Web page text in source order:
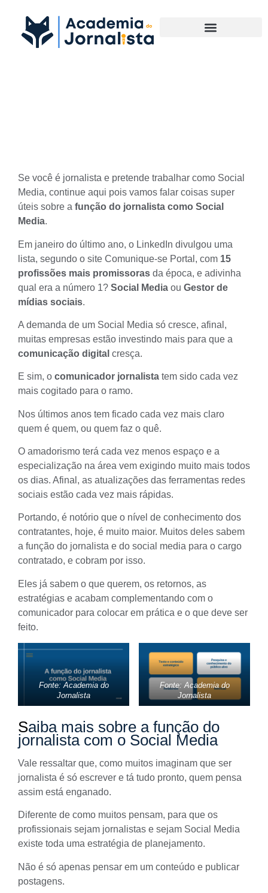
Se você é jornalista e pretende trabalhar como Social
Media, continue aqui pois vamos falar coisas super
úteis sobre a função do jornalista como Social
Media.
Em janeiro do último ano, o LinkedIn divulgou uma
lista, segundo o site Comunique-se Portal , com 15
profissões mais promissoras da época, e adivinha
qual era a número 1? Social Media ou Gestor de
mídias sociais.
A demanda de um Social Media só cresce, afinal,
muitas empresas estão investindo mais para que a
comunicação digital cresça.
E sim, o comunicador jornalista tem sido cada vez
mais cogitado para o ramo.
Nos últimos anos tem ficado cada vez mais claro
quem é quem, ou quem faz o quê.
O amadorismo terá cada vez menos espaço e a
especialização na área vem exigindo muito mais todos
os dias. Afinal, as atualizações das ferramentas redes
sociais estão cada vez mais rápidas.
Portando, é notório que o nível de conhecimento dos
contratantes, hoje, é muito maior. Muitos deles sabem
a função do jornalista e do social media para o cargo
contratado, e cobram por isso.
Eles já sabem o que querem, os retornos, as
estratégias e acabam complementando com o
comunicador para colocar em prática e o que deve ser
feito.
Fonte: Academia do
Jornalista
Fonte: Academia do
Jornalista
Saiba mais sobre a função do
jornalista com o Social Media
Vale ressaltar que, como muitos imaginam que ser
jornalista é só escrever e tá tudo pronto, quem pensa
assim está enganado.
Diferente de como muitos pensam, para que os
profissionais sejam jornalistas e sejam Social Media
existe toda uma estratégia de planejamento.
Não é só apenas pensar em um conteúdo e publicar
postagens.